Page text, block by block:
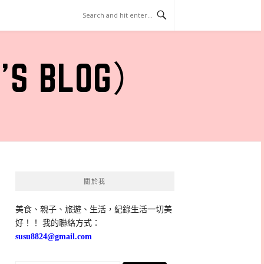
）
關於我
美食、親子、旅遊、生活，紀錄生活一切美
好！！ 我的聯絡方式：
susu8824@gmail.com